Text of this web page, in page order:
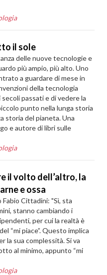
il sole
delle nuove tecnologie e
più ampio, più alto. Uno
a guardare di mese in
della tecnologia
passati e di vedere la
punto nella lunga storia
storia del pianeta. Una
e autore di libri sulle
il volto dell’altro, la
e ossa
Cittadini: "Sì, sta
stanno cambiando i
per cui la realtà è
“mi piace”. Questo implica
la sua complessità. Si va
al minimo, appunto “mi